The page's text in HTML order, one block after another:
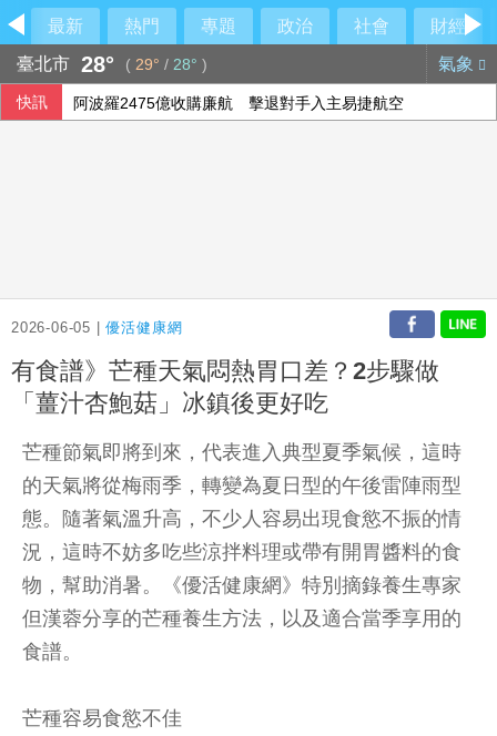
最新 熱門 專題 政治 社會
財經
臺北市 28° ( 29° / 28° ) 氣象
快訊 阿波羅2475億收購廉航 擊退對手入主易捷航空
2026-06-05 |優活健康網
有食譜》芒種天氣悶熱胃口差？2步驟做
「薑汁杏鮑菇」冰鎮後更好吃
芒種節氣即將到來，代表進入典型夏季氣候，這時
的天氣將從梅雨季，轉變為夏日型的午後雷陣雨型
態。隨著氣溫升高，不少人容易出現食慾不振的情
況，這時不妨多吃些涼拌料理或帶有開胃醬料的食
物，幫助消暑。《優活健康網》特別摘錄養生專家
但漢蓉分享的芒種養生方法，以及適合當季享用的
食譜。
芒種容易食慾不佳